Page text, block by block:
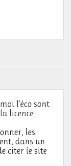
l’éco sont
licence
les
dans un
citer le site